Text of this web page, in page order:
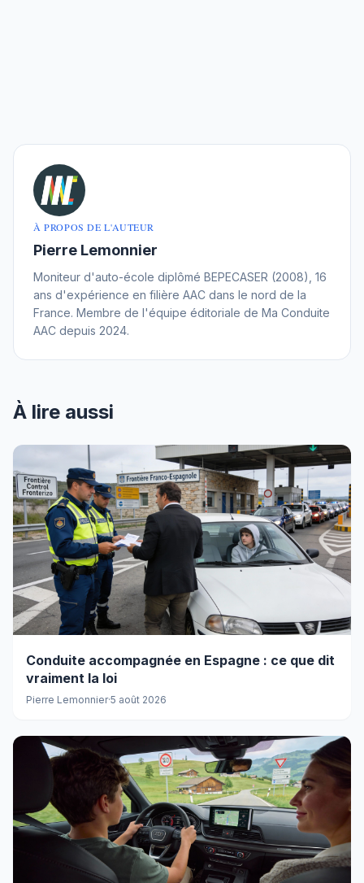
À PROPOS DE L'AUTEUR
Pierre Lemonnier
Moniteur d'auto-école diplômé BEPECASER (2008), 16
ans d'expérience en filière AAC dans le nord de la
France. Membre de l'équipe éditoriale de Ma Conduite
AAC depuis 2024.
À lire aussi
Conduite accompagnée en Espagne : ce que dit
vraiment la loi
Pierre Lemonnier·5 août 2026